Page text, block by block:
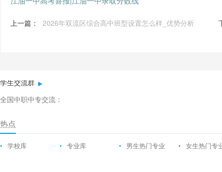
上一篇： 2026年双流区综合高中班型设置怎么样_优势分析
学生交流群
全国中职中专交流：
热点
• 学校库 • 专业库 • 男生热门专业 • 女生热门专